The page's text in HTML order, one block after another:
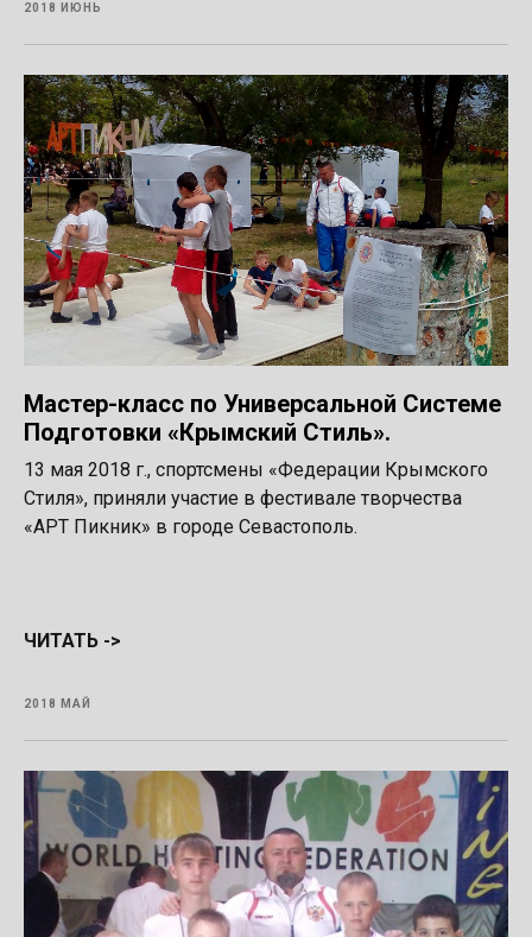
2018 ИЮНЬ
Мастер-класс по Универсальной Системе
Подготовки «Крымский Стиль».
13 мая 2018 г., спортсмены «Федерации Крымского
Стиля», приняли участие в фестивале творчества
«АРТ Пикник» в городе Севастополь.
ЧИТАТЬ ->
2018 МАЙ